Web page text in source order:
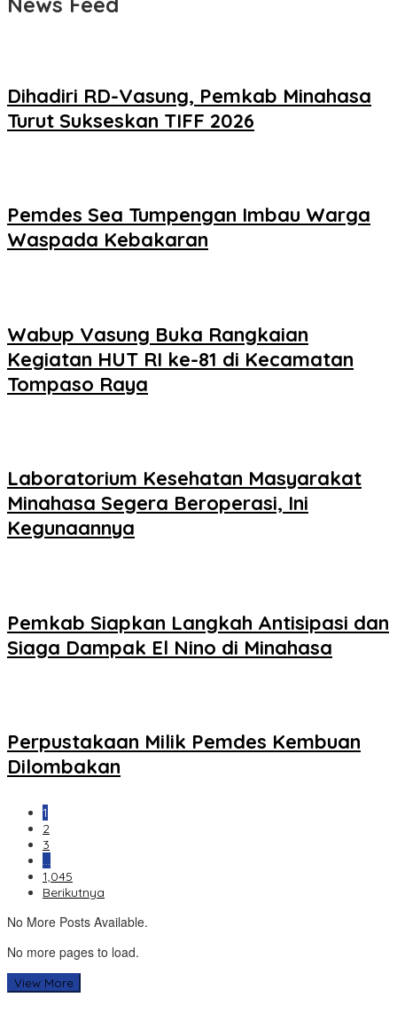
Dihadiri RD-Vasung, Pemkab Minahasa
Turut Sukseskan TIFF 2026
Pemdes Sea Tumpengan Imbau Warga
Waspada Kebakaran
Wabup Vasung Buka Rangkaian
Kegiatan HUT RI ke-81 di Kecamatan
Tompaso Raya
Laboratorium Kesehatan Masyarakat
Minahasa Segera Beroperasi, Ini
Kegunaannya
Pemkab Siapkan Langkah Antisipasi dan
Siaga Dampak El Nino di Minahasa
Perpustakaan Milik Pemdes Kembuan
Dilombakan
1
2
3
…
1,045
Berikutnya
No More Posts Available.
No more pages to load.
View More